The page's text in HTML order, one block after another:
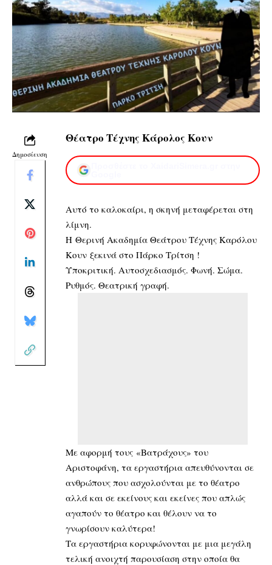
Δημοσίευση
Θέατρο Τέχνης Κάρολος Κουν
Αυτό το καλοκαίρι, η σκηνή μεταφέρεται στη
λίμνη.
Η Θερινή Ακαδημία Θεάτρου Τέχνης Καρόλου
Κουν ξεκινά στο Πάρκο Τρίτση !
Υποκριτική. Αυτοσχεδιασμός. Φωνή. Σώμα.
Ρυθμός. Θεατρική γραφή.
Με αφορμή τους «Βατράχους» του
Αριστοφάνη, τα εργαστήρια απευθύνονται σε
ανθρώπους που ασχολούνται με το θέατρο
αλλά και σε εκείνους και εκείνες που απλώς
αγαπούν το θέατρο και θέλουν να το
γνωρίσουν καλύτερα!
Τα εργαστήρια κορυφώνονται με μια μεγάλη
τελική ανοιχτή παρουσίαση στην οποία θα